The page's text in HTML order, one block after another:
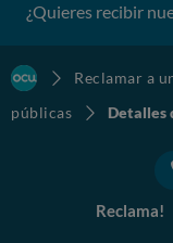
¿Quieres recibir
Reclamar a
públicas
Detalles
Reclama!